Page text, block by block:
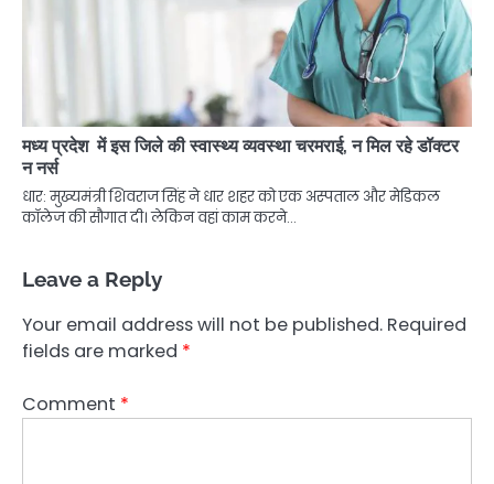
मध्य प्रदेश में इस जिले की स्वास्थ्य व्यवस्था चरमराई, न मिल रहे डॉक्टर
न नर्स
धार: मुख्यमंत्री शिवराज सिंह ने धार शहर को एक अस्पताल और मेडिकल
कॉलेज की सौगात दी। लेकिन वहां काम करने…
Leave a Reply
Your email address will not be published. Required
fields are marked *
Comment *